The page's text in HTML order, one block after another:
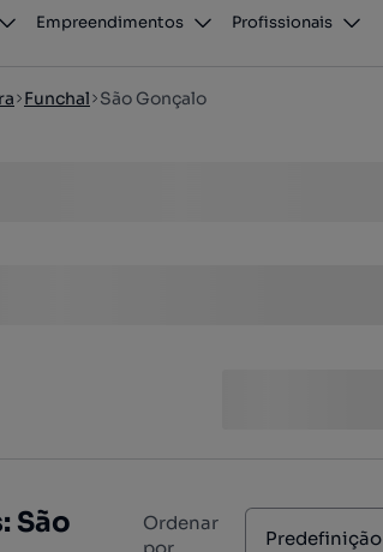
Empreendimentos Profissionais
Funchal São Gonçalo
São
Ordenar
Predefinição